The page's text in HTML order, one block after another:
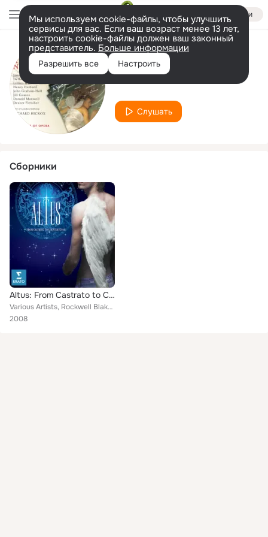
Войти
Мы используем cookie-файлы, чтобы улучшить
сервисы для вас. Если ваш возраст менее 13 лет,
настроить cookie-файлы должен ваш законный
представитель. Больше информации
Разрешить все Настроить
Исполнитель
Dexter Fletcher
Слушать
Сборники
Altus: From Castrato to Countertenor
Various Artists, Rockwell Blake, Philippe Jaroussky, William Christie/Choeurs et Orchestre des Arts Florissants/Lawrence Zazzo, ...
2008